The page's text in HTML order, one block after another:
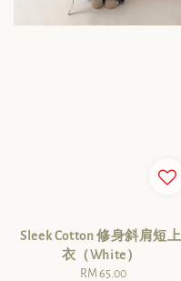
Sleek Cotton 修身斜肩短上
衣（White）
Regular
RM 65.00